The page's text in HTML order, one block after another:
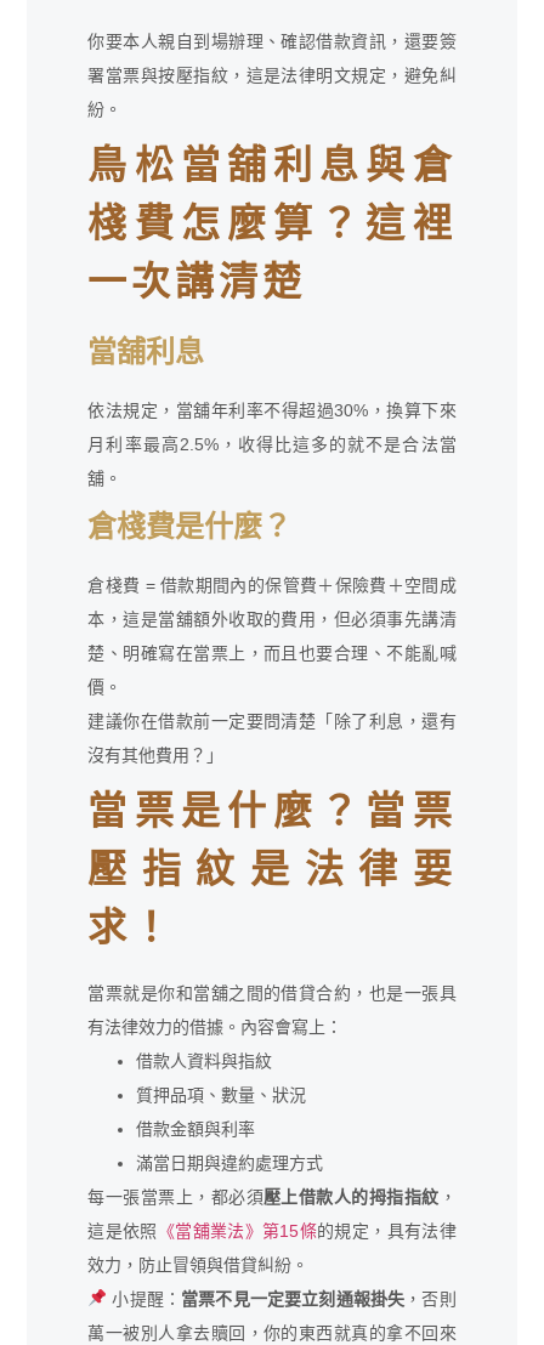
你要本人親自到場辦理、確認借款資訊，還要簽
署當票與按壓指紋，這是法律明文規定，避免糾
紛。
鳥松當舖利息與倉
棧費怎麼算？這裡
一次講清楚
當舖利息
依法規定，當舖年利率不得超過30%，換算下來
月利率最高2.5%，收得比這多的就不是合法當
舖。
倉棧費是什麼？
倉棧費 = 借款期間內的保管費＋保險費＋空間成
本，這是當舖額外收取的費用，但必須事先講清
楚、明確寫在當票上，而且也要合理、不能亂喊
價。
建議你在借款前一定要問清楚「除了利息，還有
沒有其他費用？」
當票是什麼？當票
壓指紋是法律要
求！
當票就是你和當舖之間的借貸合約，也是一張具
有法律效力的借據。內容會寫上：
借款人資料與指紋
質押品項、數量、狀況
借款金額與利率
滿當日期與違約處理方式
每一張當票上，都必須壓上借款人的拇指指紋 ，
這是依照 《當舖業法》第15條的規定，具有法律
效力，防止冒領與借貸糾紛。
小提醒： 當票不見一定要立刻通報掛失 ，否則
萬一被別人拿去贖回，你的東西就真的拿不回來